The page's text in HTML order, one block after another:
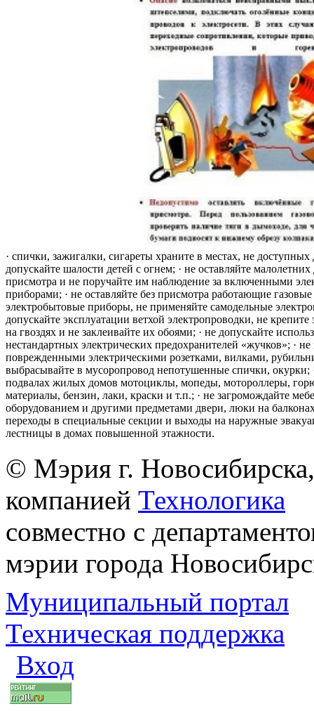
· спички, зажигалки, сигареты храните в местах, не доступных
допускайте шалости детей с огнем; · не оставляйте малолетних
присмотра и не поручайте им наблюдение за включенными
приборами; · не оставляйте без присмотра работающие
электробытовые приборы, не применяйте самодельные
допускайте эксплуатации ветхой электропроводки, не крепите
на гвоздях и не заклеивайте их обоями; · не допускайте
нестандартных электрических предохранителей «жучков»; · не
поврежденными электрическими розетками, вилками,
выбрасывайте в мусоропровод непотушенные спички, окурки;
подвалах жилых домов мотоциклы, мопеды, мотороллеры,
материалы, бензин, лаки, краски и т.п.; · не загромождайте
оборудованием и другими предметами двери, люки на
переходы в специальные секции и выходы на наружные
лестницы в домах повышенной этажности.
© Мэрия г.
компанией Технологика
совместно с
мэрии города
Муниципальный портал
Техническая поддержка
Вход